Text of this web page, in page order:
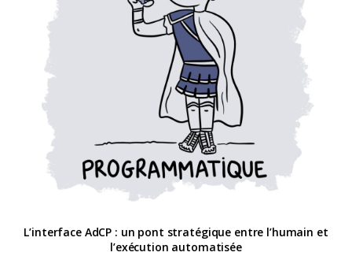
L’interface AdCP : un pont stratégique entre l’humain et
l’exécution automatisée